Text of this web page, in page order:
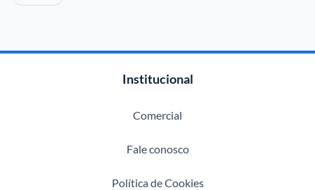
Institucional
Comercial
Fale conosco
Política de Cookies